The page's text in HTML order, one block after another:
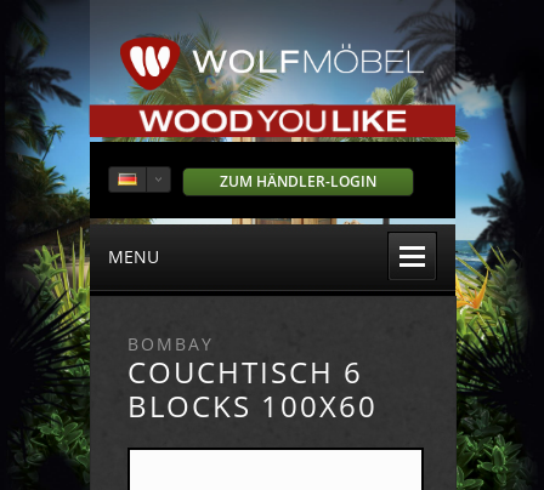
ZUM HÄNDLER-LOGIN
MENU
BOMBAY
COUCHTISCH 6
BLOCKS 100X60